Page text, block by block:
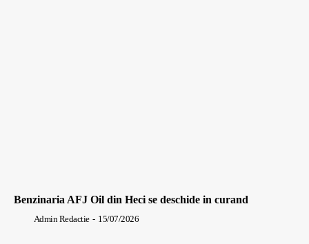
Benzinaria AFJ Oil din Heci se deschide in curand
Admin Redactie - 15/07/2026